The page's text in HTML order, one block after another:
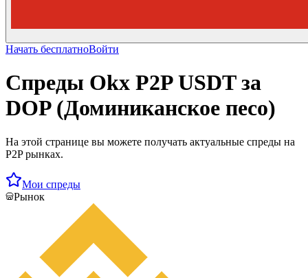
Начать бесплатноВойти
Спреды Okx P2P USDT за
DOP (Доминиканское песо)
На этой странице вы можете получать актуальные спреды на
P2P рынках.
Мои спреды
Рынок